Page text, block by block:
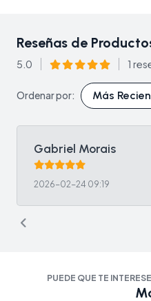
Reseñas de
5.0 1
Ordenar por: Más
Gabriel Morais
2026-02-24 09:19
PUEDE QUE TE